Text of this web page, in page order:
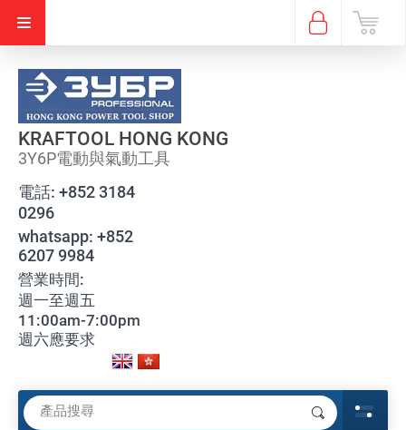
KRAFTOOL HONG KONG
3Y6P電動與氣動工具
電話: +852 3184
0296
whatsapp: +852
6207 9984
營業時間:
週一至週五
11:00am-7:00pm
週六應要求